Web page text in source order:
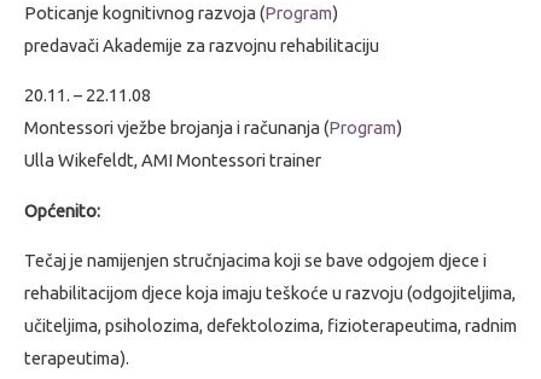
Poticanje kognitivnog razvoja (Program)
predavači Akademije za razvojnu rehabilitaciju
20.11. – 22.11.08
Montessori vježbe brojanja i računanja (Program)
Ulla Wikefeldt, AMI Montessori trainer
Općenito:
Tečaj je namijenjen stručnjacima koji se bave odgojem djece i
rehabilitacijom djece koja imaju teškoće u razvoju (odgojiteljima,
učiteljima, psiholozima, defektolozima, fizioterapeutima, radnim
terapeutima).